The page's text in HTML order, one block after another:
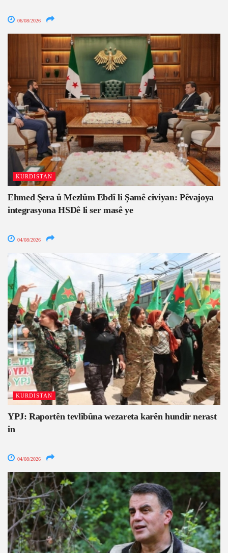
06/08/2026
KURDISTAN
Ehmed Şera û Mezlûm Ebdî li Şamê civiyan: Pêvajoya
integrasyona HSDê li ser masê ye
04/08/2026
KURDISTAN
YPJ: Raportên tevlîbûna wezareta karên hundir nerast
in
04/08/2026